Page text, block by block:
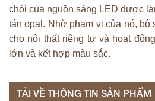
chói của nguồn sáng LED được
tán opal. Nhờ phạm vi của nó,
cho nội thất riêng tư và hoạt
lớn và kết hợp màu sắc.
TẢI VỀ THÔNG TIN SẢN PHẨM